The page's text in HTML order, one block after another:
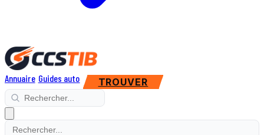
Annuaire Guides auto TROUVER